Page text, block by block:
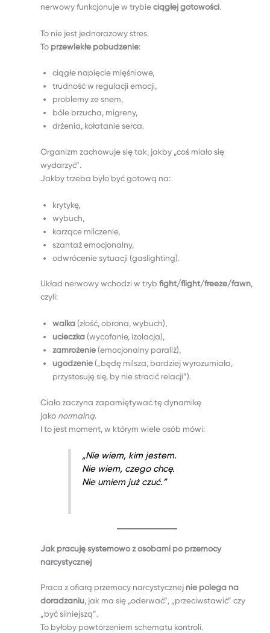
nerwowy funkcjonuje w trybieciągłej gotowości.
To nie jest jednorazowy stres.
To przewlekłe pobudzenie:
ciągłe napięcie mięśniowe,
trudność w regulacji emocji,
problemy ze snem,
bóle brzucha, migreny,
drżenia, kołatanie serca.
Organizm zachowuje się tak, jakby „coś miało się
wydarzyć”.
Jakby trzeba było być gotową na:
krytykę,
wybuch,
karzące milczenie,
szantaż emocjonalny,
odwrócenie sytuacji (gaslighting).
Układ nerwowy wchodzi w trybfight/flight/freeze/fawn,
czyli:
walka (złość, obrona, wybuch),
ucieczka (wycofanie, izolacja),
zamrożenie (emocjonalny paraliż),
ugodzenie („będę milsza, bardziej wyrozumiała,
przystosuję się, by nie stracić relacji”).
Ciało zaczyna zapamiętywać tę dynamikę
jako normalną.
I to jest moment, w którym wiele osób mówi:
„Nie wiem, kim jestem.
Nie wiem, czego chcę.
Nie umiem już czuć.”
Jak pracuję systemowo z osobami po przemocy
narcystycznej
Praca z ofiarą przemocy narcystycznej nie polega na
doradzaniu, jak ma się „oderwać”, „przeciwstawić” czy
„być silniejszą”.
To byłoby powtórzeniem schematu kontroli.